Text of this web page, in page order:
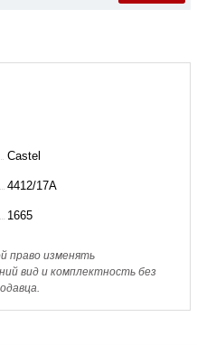
Castel
4412/17A
1665
право изменять
вид и комплектность без